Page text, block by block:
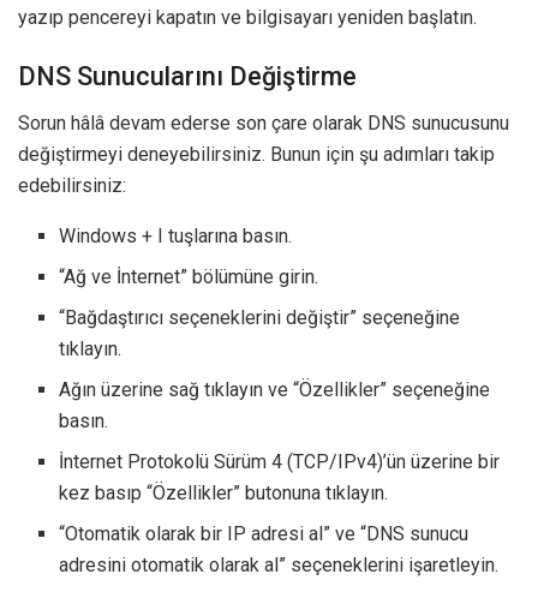
yazıp pencereyi kapatın ve bilgisayarı yeniden başlatın.
DNS Sunucularını Değiştirme
Sorun hâlâ devam ederse son çare olarak DNS sunucusunu
değiştirmeyi deneyebilirsiniz. Bunun için şu adımları takip
edebilirsiniz:
Windows + I tuşlarına basın.
“Ağ ve İnternet” bölümüne girin.
“Bağdaştırıcı seçeneklerini değiştir” seçeneğine
tıklayın.
Ağın üzerine sağ tıklayın ve “Özellikler” seçeneğine
basın.
İnternet Protokolü Sürüm 4 (TCP/IPv4)’ün üzerine bir
kez basıp “Özellikler” butonuna tıklayın.
“Otomatik olarak bir IP adresi al” ve “DNS sunucu
adresini otomatik olarak al” seçeneklerini işaretleyin.